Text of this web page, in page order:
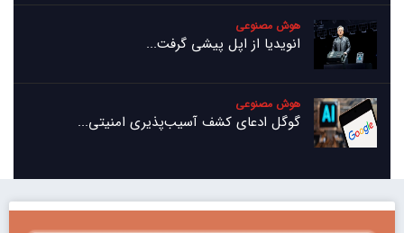
هوش مصنوعی
انویدیا از اپل پیشی گرفت...
هوش مصنوعی
گوگل ادعای کشف آسیب‌پذیری امنیتی...